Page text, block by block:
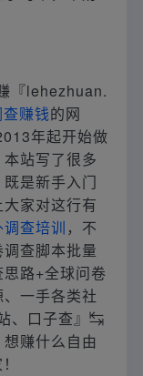
『lehezhuan.
赚钱的网
年起开始做
站写了很多
是新手入门
家对这行有
调查培训 ，不
查脚本批量
路+全球问卷
一手各类社
、口子查』↹
赚什么自由